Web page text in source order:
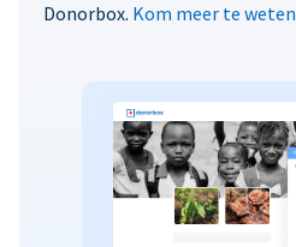
Donorbox. Kom meer te weten